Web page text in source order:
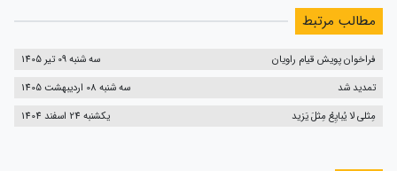
مطالب مرتبط
فراخوان پویش قیام راویان
سه شنبه 09 تیر 1405
تمدید شد
سه شنبه 08 اردیبهشت 1405
مِثلی لا یُبایِعُ مِثلَ یَزید
یکشنبه 24 اسفند 1404